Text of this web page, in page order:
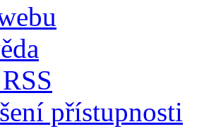
přístupnosti